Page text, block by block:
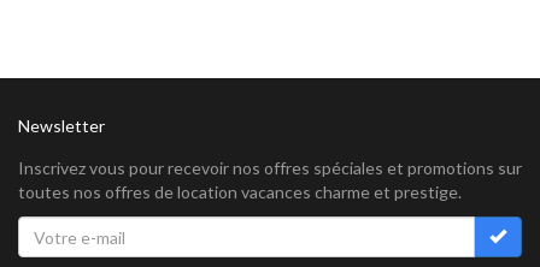
Newsletter
Inscrivez vous pour recevoir nos offres spéciales et promotions sur
toutes nos offres de location vacances charme et prestige.